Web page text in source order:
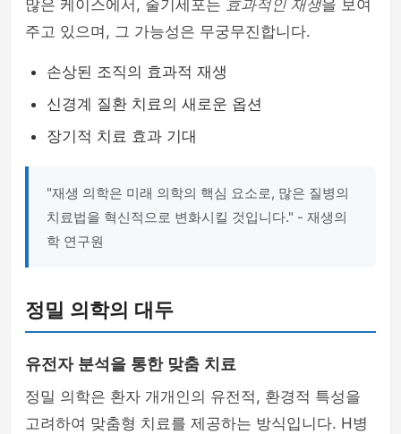
많은 케이스에서, 줄기세포는 효과적인 재생을 보여
주고 있으며, 그 가능성은 무궁무진합니다.
손상된 조직의 효과적 재생
신경계 질환 치료의 새로운 옵션
장기적 치료 효과 기대
"재생 의학은 미래 의학의 핵심 요소로, 많은 질병의
치료법을 혁신적으로 변화시킬 것입니다." - 재생의
학 연구원
정밀 의학의 대두
유전자 분석을 통한 맞춤 치료
정밀 의학은 환자 개개인의 유전적, 환경적 특성을
고려하여 맞춤형 치료를 제공하는 방식입니다. H병